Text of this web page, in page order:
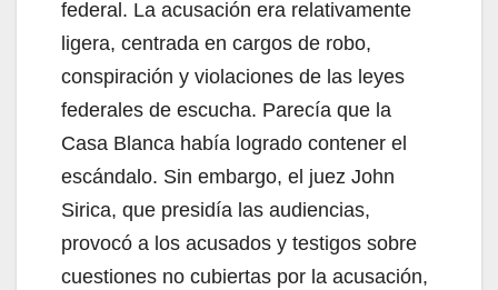
federal. La acusación era relativamente
ligera, centrada en cargos de robo,
conspiración y violaciones de las leyes
federales de escucha. Parecía que la
Casa Blanca había logrado contener el
escándalo. Sin embargo, el juez John
Sirica, que presidía las audiencias,
provocó a los acusados y testigos sobre
cuestiones no cubiertas por la acusación,